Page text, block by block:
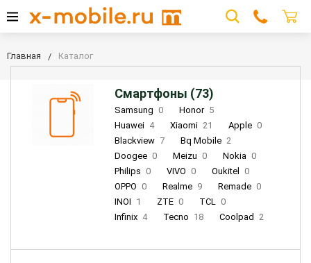
Главная Каталог
Смартфоны (73)
Samsung 0 Honor 5
Huawei 4 Xiaomi 21 Apple 0
Blackview 7 Bq Mobile 2
Doogee 0 Meizu 0 Nokia 0
Philips 0 VIVO 0 Oukitel
0
OPPO 0 Realme 9 Remade 0
INOI 1 ZTE 0 TCL 0
Infinix 4 Tecno 18 Coolpad 2